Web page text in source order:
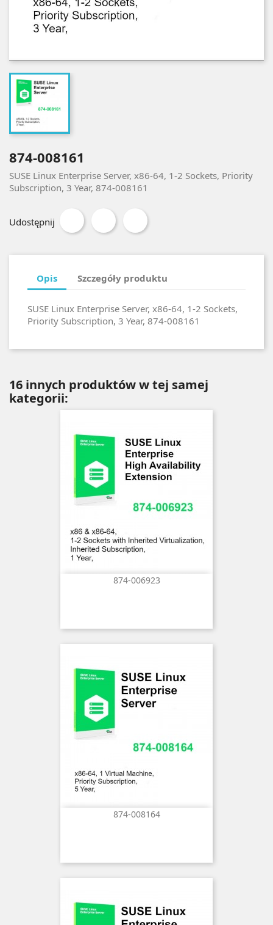
874-008161
SUSE Linux Enterprise Server, x86-64, 1-2 Sockets, Priority
Subscription, 3 Year, 874-008161
Udostępnij
Opis Szczegóły produktu
SUSE Linux Enterprise Server, x86-64, 1-2 Sockets,
Priority Subscription, 3 Year, 874-008161
16 innych produktów w tej samej
kategorii:
874-006923
874-008164